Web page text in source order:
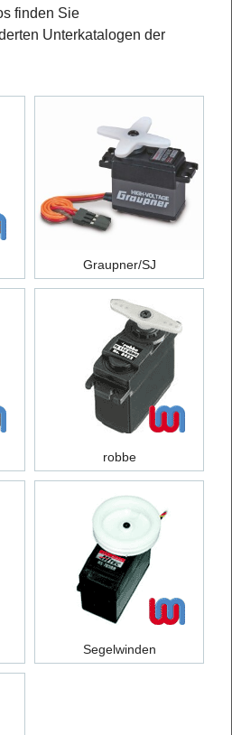
finden Sie
Unterkatalogen der
Graupner/SJ
robbe
Segelwinden